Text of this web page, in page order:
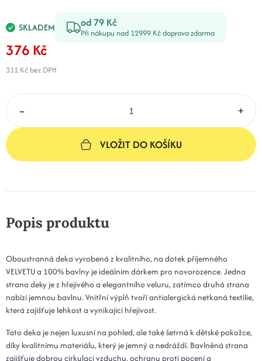
SKLADEM od 79 Kč
Při nákupu nad 12999 Kč doprava zdarma
376 Kč
311 Kč bez DPH
– +
VLOŽIT DO KOŠÍKU
Popis produktu
Oboustranná deka vyrobená z kvalitního, na dotek příjemného
VELVETU a 100% bavlny je ideálním dárkem pro novorozence. Jedna
strana deky je z hřejivého a elegantního veluru, zatímco druhá strana
nabízí jemnou bavlnu. Vnitřní výplň tvoří antialergická netkaná textilie,
která zajišťuje lehkost a vynikající hřejivost.
Tato deka je nejen luxusní na pohled, ale také šetrná k dětské pokožce,
díky kvalitnímu materiálu, který je jemný a nedráždí. Bavlněná strana
zajišťuje dobrou cirkulaci vzduchu, ochranu proti pocení a